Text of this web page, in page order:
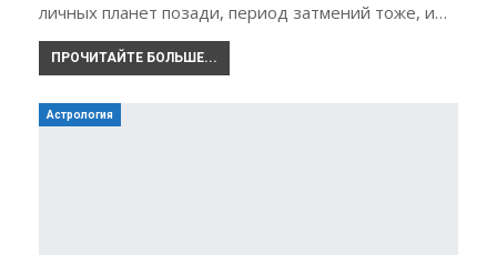
личных планет позади, период затмений тоже, и…
ПРОЧИТАЙТЕ БОЛЬШЕ...
Астрология